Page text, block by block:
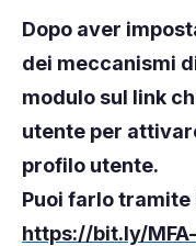
Dopo aver
dei meccanismi
modulo sul link
utente per
profilo utente.
Puoi farlo
https://bit.ly/